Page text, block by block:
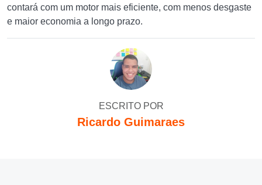
contará com um motor mais eficiente, com menos desgaste
e maior economia a longo prazo.
ESCRITO POR
Ricardo Guimaraes